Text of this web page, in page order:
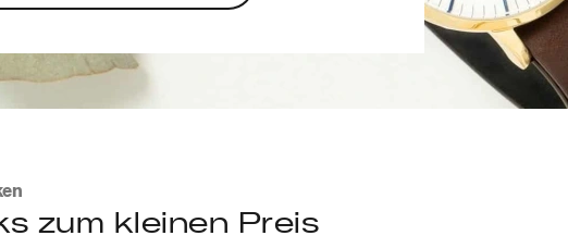
zum kleinen Preis